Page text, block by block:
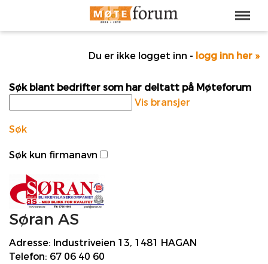
Du er ikke logget inn - logg inn her »
Søk blant bedrifter som har deltatt på Møteforum
Vis bransjer
Søk
Søk kun firmanavn
Søran AS
Adresse: Industriveien 13, 1481 HAGAN
Telefon: 67 06 40 60